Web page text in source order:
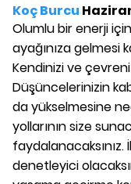
Koç Burcu
Olumlu bir enerji
ayağınıza gelmesi
Kendinizi ve
Düşüncelerinizin
da yükselmesine
yollarının size
faydalanacaksınız.
denetleyici